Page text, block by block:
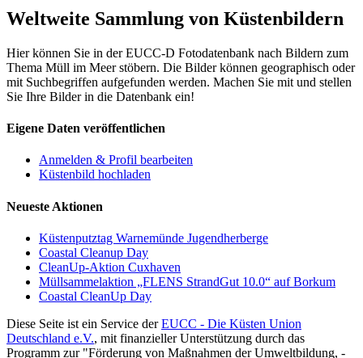
Weltweite Sammlung von Küstenbildern
Hier können Sie in der EUCC-D Fotodatenbank nach Bildern zum
Thema Müll im Meer stöbern. Die Bilder können geographisch oder
mit Suchbegriffen aufgefunden werden. Machen Sie mit und stellen
Sie Ihre Bilder in die Datenbank ein!
Eigene Daten veröffentlichen
Anmelden & Profil bearbeiten
Küstenbild hochladen
Neueste Aktionen
Küstenputztag Warnemünde Jugendherberge
Coastal Cleanup Day
CleanUp-Aktion Cuxhaven
Müllsammelaktion „FLENS StrandGut 10.0“ auf Borkum
Coastal CleanUp Day
Diese Seite ist ein Service derEUCC - Die Küsten Union
Deutschland e.V., mit finanzieller Unterstützung durch das
Programm zur "Förderung von Maßnahmen der Umweltbildung, -